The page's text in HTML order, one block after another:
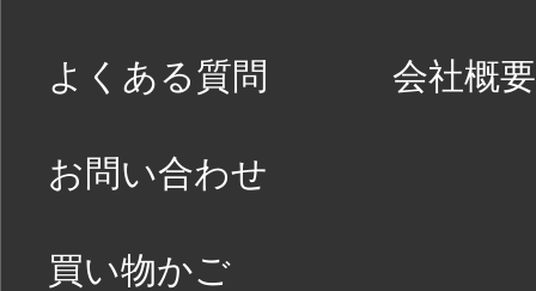
よくある質問
お問い合わせ
買い物かご
会社概要